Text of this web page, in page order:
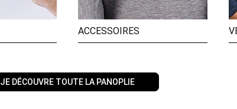
ACCESSOIRES
JE DÉCOUVRE TOUTE LA PANOPLIE